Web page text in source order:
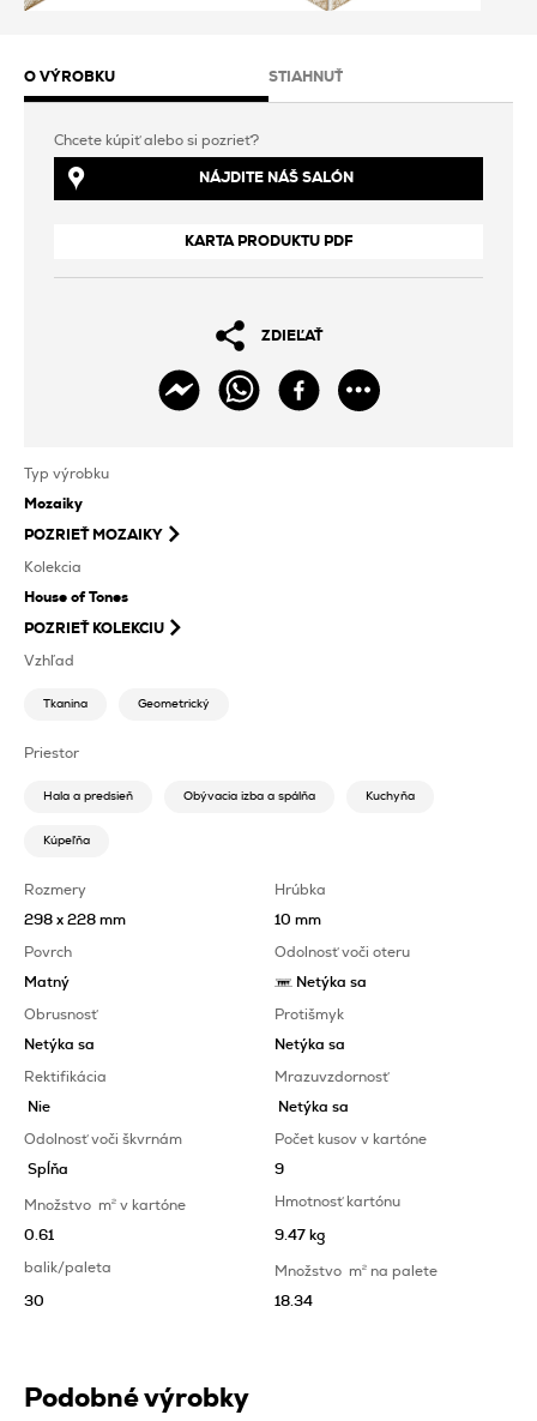
O VÝROBKU STIAHNUŤ
Chcete kúpiť alebo si pozrieť?
NÁJDITE NÁŠ SALÓN
KARTA PRODUKTU PDF
ZDIEĽAŤ
Typ výrobku
Mozaiky
POZRIEŤMOZAIKY
Kolekcia
House of Tones
POZRIEŤ KOLEKCIU
Vzhľad
Tkanina Geometrický
Priestor
Hala a predsieň Obývacia izba a spálňa Kuchyňa
Kúpeľňa
Rozmery
298 x 228 mm
Hrúbka
10 mm
Povrch
Matný
Odolnosť voči oteru
Netýka sa
Obrusnosť
Netýka sa
Protišmyk
Netýka sa
Rektifikácia
Nie
Mrazuvzdornosť
Netýka sa
Odolnosť voči škvrnám
Spĺňa
Počet kusov v kartóne
9
Množstvo m2 v kartóne
0.61
Hmotnosť kartónu
9.47 kg
balik/paleta
30
Množstvom2 na palete
18.34
Podobné výrobky